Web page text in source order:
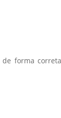
forma